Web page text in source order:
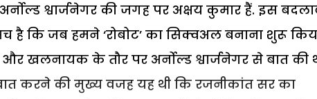
श्वार्जनेगर की जगह पर अक्षय कुमार हैं. इस
कि जब हमने ‘रोबोट’ का सिक्वअल बनाना शुरू
खलनायक के तौर पर अर्नोल्ड श्वार्जनेगर से बात की
करने की मुख्य वजह यह थी कि रजनीकांत सर का